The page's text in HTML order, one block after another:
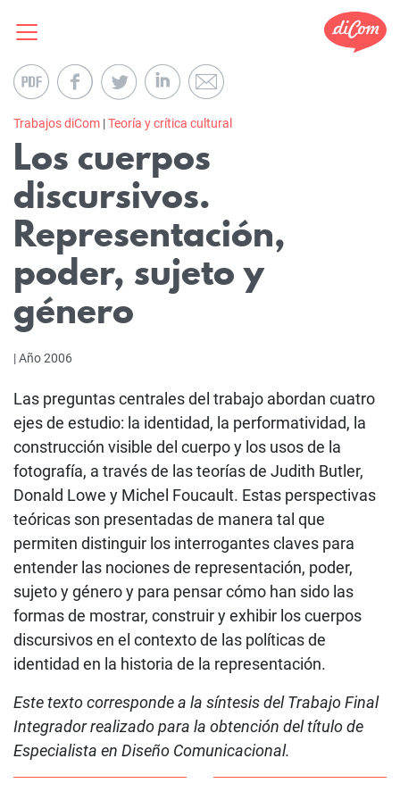
Trabajos diCom |Teoría y crítica cultural
Los cuerpos
discursivos.
Representación,
poder, sujeto y
género
| Año 2006
Las preguntas centrales del trabajo abordan cuatro
ejes de estudio: la identidad, la performatividad, la
construcción visible del cuerpo y los usos de la
fotografía, a través de las teorías de Judith Butler,
Donald Lowe y Michel Foucault. Estas perspectivas
teóricas son presentadas de manera tal que
permiten distinguir los interrogantes claves para
entender las nociones de representación, poder,
sujeto y género y para pensar cómo han sido las
formas de mostrar, construir y exhibir los cuerpos
discursivos en el contexto de las políticas de
identidad en la historia de la representación.
Este texto corresponde a la síntesis del Trabajo Final
Integrador realizado para la obtención del título de
Especialista en Diseño Comunicacional.